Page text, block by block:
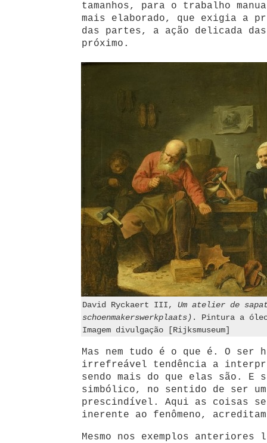
tamanhos, para o trabalho
mais elaborado, que exigia a
das partes, a ação delicada
próximo.
David Ryckaert III, Um atelier de
schoenmakerswerkplaats) . Pintura a
Imagem divulgação [Rijksmuseum]
Mas nem tudo é o que é. O ser
irrefreável tendência a
sendo mais do que elas são. E
simbólico, no sentido de ser
prescindível. Aqui as coisas se
inerente ao fenômeno,
Mesmo nos exemplos anteriores